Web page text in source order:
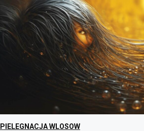
PIELEGNACJA WLOSOW